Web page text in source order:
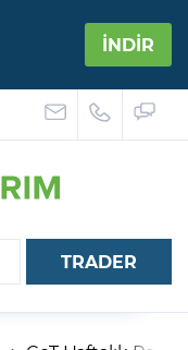
İNDİR
TRADER